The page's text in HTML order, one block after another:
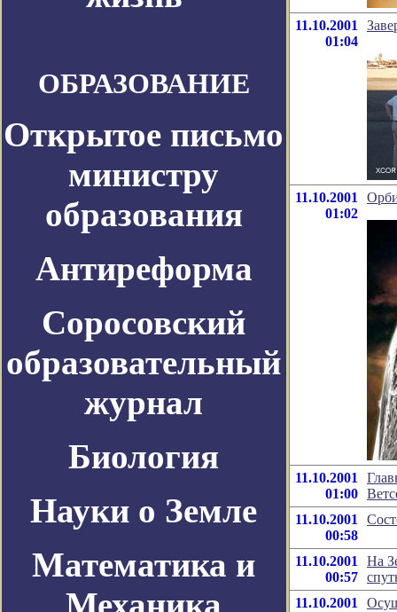
ОБРАЗОВАНИЕ
Открытое письмо
министру
образования
Антиреформа
Соросовский
образовательный
журнал
Биология
Науки о Земле
Математика и
11.10.2001
01:04
11.10.2001
01:02
11.10.2001
01:00
11.10.2001
00:58
11.10.2001
00:57
На
11.10.2001